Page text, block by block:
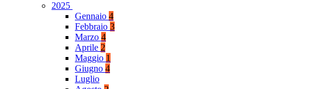
2025
Gennaio 4
Febbraio 3
Marzo 4
Aprile 2
Maggio 1
Giugno 4
Luglio